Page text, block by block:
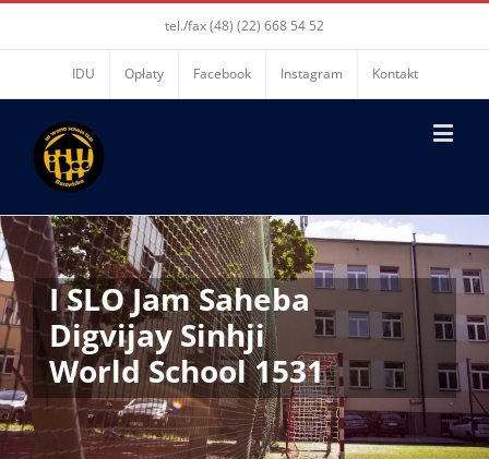
tel./fax (48) (22) 668 54 52
IDU Opłaty Facebook Instagram Kontakt
I SLO Jam Saheba
Digvijay Sinhji
World School 1531